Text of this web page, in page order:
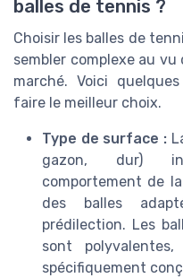
balles de tennis ?
Choisir les balles de
sembler complexe au
marché. Voici
faire le meilleur choix.
Type de surface :
gazon, dur)
comportement de
des balles
prédilection. Les
sont
spécifiquement